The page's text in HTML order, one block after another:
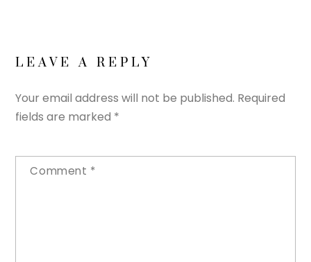
LEAVE A REPLY
Your email address will not be published. Required
fields are marked *
Comment *